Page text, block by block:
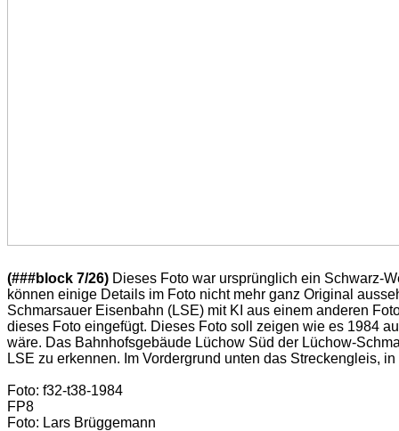
(###block 7/26) Dieses Foto war ursprünglich ein Schwarz-
können einige Details im Foto nicht mehr ganz Original
Schmarsauer Eisenbahn (LSE) mit KI aus einem anderen
dieses Foto eingefügt. Dieses Foto soll zeigen wie es 1984
wäre. Das Bahnhofsgebäude Lüchow Süd der Lüchow-
LSE zu erkennen. Im Vordergrund unten das Streckengleis,
Foto: f32-t38-1984
FP8
Foto: Lars Brüggemann